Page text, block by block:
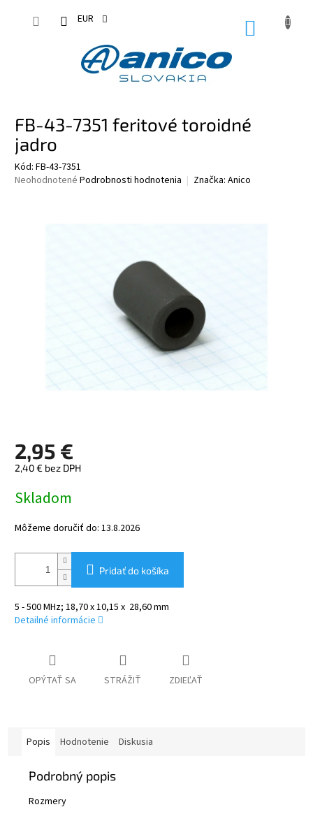
EUR
FB-43-7351 feritové toroidné
jadro
Kód: FB-43-7351
Priemerné
Neohodnotené Podrobnosti hodnotenia Značka: Anico
2,95 €
2,40 € bez DPH
cena:
Skladom
Môžeme doručiť do: 13.8.2026
Pridať do košíka
5 - 500 MHz; 18,70 x10,15 x 28,60 mm
Detailné informácie
OPÝTAŤ SA STRÁŽIŤ ZDIEĽAŤ
Popis Hodnotenie Diskusia
Podrobný popis
Rozmery